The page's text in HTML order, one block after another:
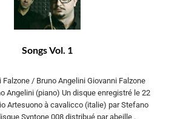
Songs Vol. 1
Falzone / Bruno Angelini Giovanni Falzone
Angelini (piano) Un disque enregistré le 22
Artesuono à cavalicco (italie) par Stefano
Syntone 008 distribué par abeille .